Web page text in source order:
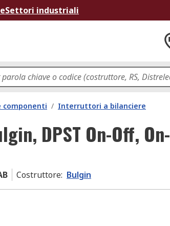
Settori industriali
/ Interruttori a bilanciere
DPST On-Off, On-
Costruttore: Bulgin